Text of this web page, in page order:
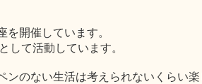
開催しています。
て活動しています。
のない生活は考えられないくらい楽